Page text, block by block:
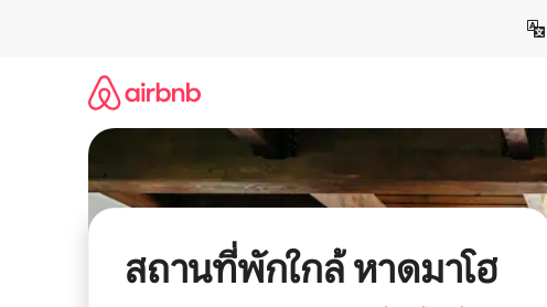
สถานที่พักใกล้ หาดมาโฮ